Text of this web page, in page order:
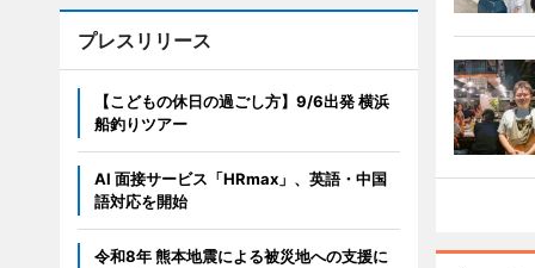
プレスリリース
【こどもの休日の過ごし方】9/6出発 横浜
船釣りツアー
AI 面接サービス「HRmax」、英語・中国
語対応を開始
令和8年 熊本地震による被災地への支援に